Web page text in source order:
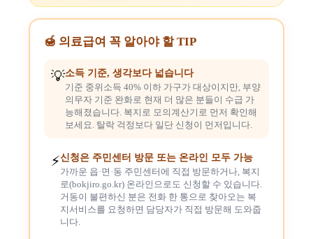
🍯 의료급여 꼭 알아야 할 TIP
💡소득 기준, 생각보다 넓습니다
기준 중위소득 40% 이하 가구가 대상이지만, 부양
의무자 기준 완화로 현재 더 많은 분들이 수급 가
능해졌습니다. 복지로 모의계산기로 먼저 확인해
보세요. 탈락 걱정보다 일단 신청이 먼저입니다.
⚡신청은 주민센터 방문 또는 온라인 모두 가능
가까운 읍·면·동 주민센터에 직접 방문하거나, 복지
로(bokjiro.go.kr) 온라인으로도 신청할 수 있습니다.
거동이 불편하신 분은 전화 한 통으로 찾아오는 복
지서비스를 요청하면 담당자가 직접 방문해 도와줍
니다.